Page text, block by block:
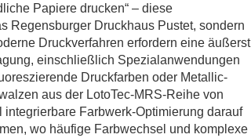
Papiere drucken“ – diese
Regensburger Druckhaus Pustet, sondern
Druckverfahren erfordern eine äußerst
einschließlich Spezialanwendungen
Druckfarben oder Metallic-
aus der LotoTec-MRS-Reihe von
Farbwerk-Optimierung darauf
wo häufige Farbwechsel und komplexe